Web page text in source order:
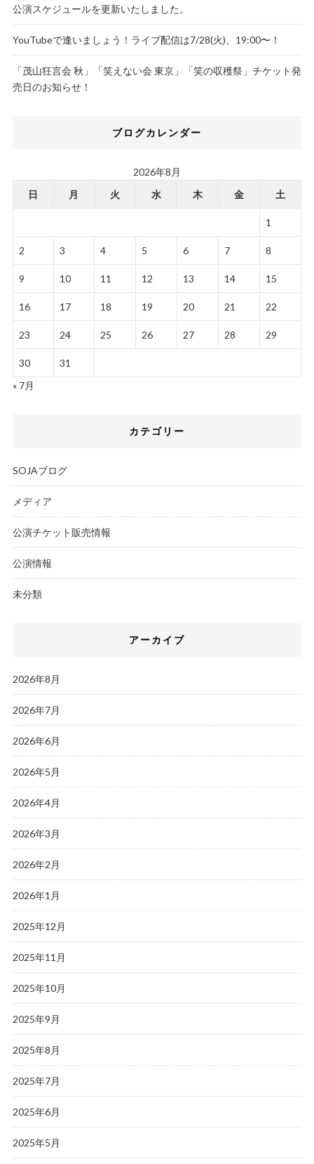
公演スケジュールを更新いたしました。
YouTubeで逢いましょう！ライブ配信は7/28(火)、19:00〜！
「茂山狂言会 秋」「笑えない会 東京」「笑の収穫祭」チケット発
売日のお知らせ！
ブログカレンダー
2026年8月
日
月 火 水 木 金 土
1
2 3 4 5 6 7 8
9 10 11 12 13 14 15
16 17 18 19 20 21 22
23 24 25 26 27 28 29
30
31
« 7月
カテゴリー
SOJAブログ
メディア
公演チケット販売情報
公演情報
未分類
アーカイブ
2026年8月
2026年7月
2026年6月
2026年5月
2026年4月
2026年3月
2026年2月
2026年1月
2025年12月
2025年11月
2025年10月
2025年9月
2025年8月
2025年7月
2025年6月
2025年5月